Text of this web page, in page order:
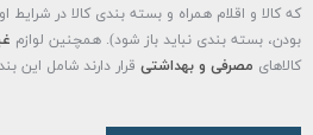
که کالا و اقلام همراه و بسته بندی کالا در
بودن، بسته بندی نباید باز شود). همچنین لوازم
کالاهای مصرفی و بهداشتی قرار دارند شامل این